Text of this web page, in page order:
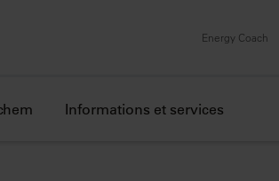
Energy Coach
Informations et services